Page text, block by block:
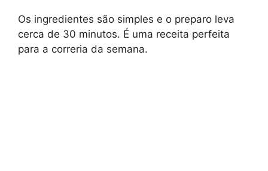
Os ingredientes são simples e o preparo leva
cerca de 30 minutos. É uma receita perfeita
para a correria da semana.